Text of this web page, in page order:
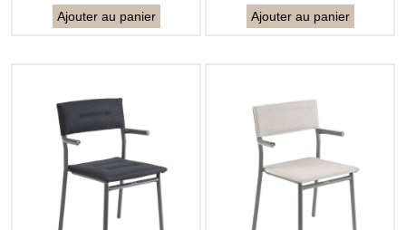
Ajouter au panier Ajouter au panier